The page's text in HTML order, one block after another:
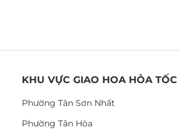
KHU VỰC GIAO HOA HỎA TỐC
Phường Tân Sơn Nhất
Phường Tân Hòa